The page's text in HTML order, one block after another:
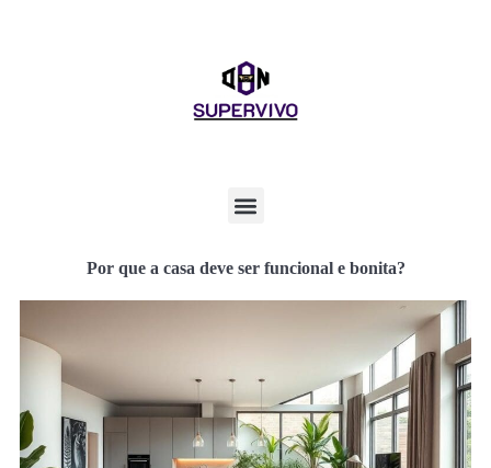
Por que a casa deve ser funcional e bonita?